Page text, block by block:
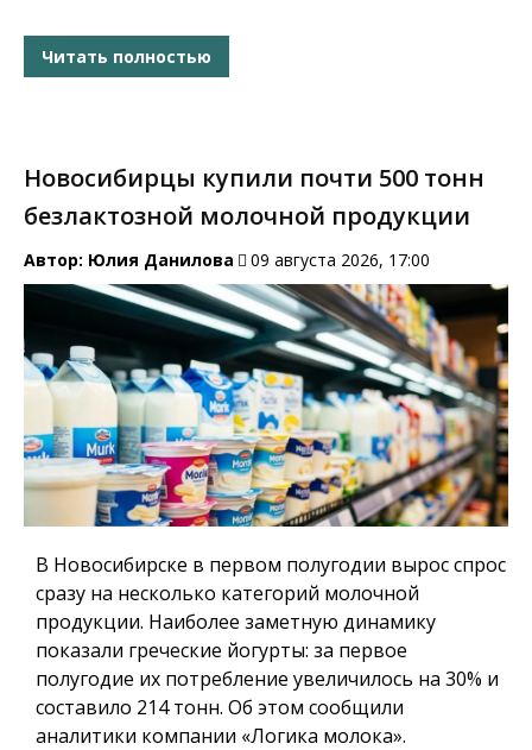
Читать полностью
Новосибирцы купили почти 500 тонн
безлактозной молочной продукции
Автор: Юлия Данилова 09 августа 2026, 17:00
В Новосибирске в первом полугодии вырос спрос
сразу на несколько категорий молочной
продукции. Наиболее заметную динамику
показали греческие йогурты: за первое
полугодие их потребление увеличилось на 30% и
составило 214 тонн. Об этом сообщили
аналитики компании «Логика молока».